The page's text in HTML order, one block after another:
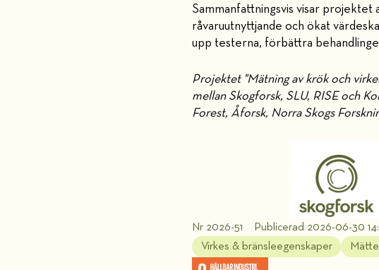
Sammanfattningsvis visar
råvaruutnyttjande och ökat
upp testerna, förbättra
Projektet "Mätning av krök och
mellan Skogforsk, SLU, RISE och
Forest, Åforsk, Norra Skogs
Nr 2026-51
Publicerad 2026-06-30
Virkes & bränsleegenskaper